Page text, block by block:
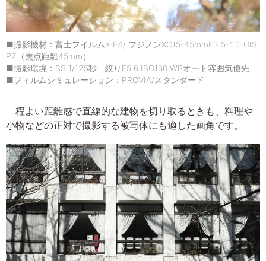
■撮影機材：富士フイルムX-E4/ フジノンXC15-45mmF3.5-5.6 OIS
PZ（焦点距離45mm）
■撮影環境：SS 1/125秒 絞りF5.6 ISO160 WBオート雰囲気優先
■フィルムシミュレーション：PROVIA/スタンダード
程よい距離感で直線的な建物を切り取るときも、料理や
小物などの正対で撮影する被写体にも適した画角です。